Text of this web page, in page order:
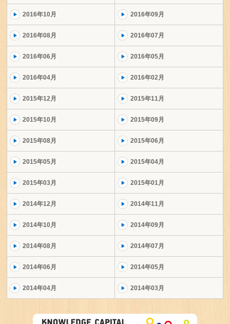
2016年10月 2016年09月
2016年08月 2016年07月
2016年06月 2016年05月
2016年04月 2016年02月
2015年12月 2015年11月
2015年10月 2015年09月
2015年08月 2015年06月
2015年05月 2015年04月
2015年03月 2015年01月
2014年12月 2014年11月
2014年10月 2014年09月
2014年08月 2014年07月
2014年06月 2014年05月
2014年04月 2014年03月